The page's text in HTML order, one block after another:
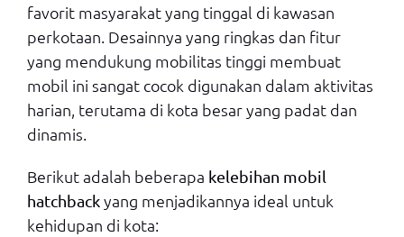
favorit masyarakat yang tinggal di kawasan
perkotaan. Desainnya yang ringkas dan fitur
yang mendukung mobilitas tinggi membuat
mobil ini sangat cocok digunakan dalam aktivitas
harian, terutama di kota besar yang padat dan
dinamis.
Berikut adalah beberapa kelebihan mobil
hatchbackyang menjadikannya ideal untuk
kehidupan di kota: